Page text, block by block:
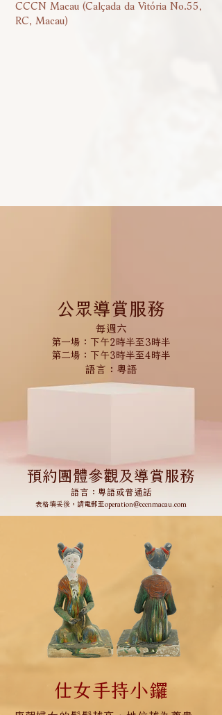
CCCN Macau (Calçada da Vitória No.55,
RC, Macau)
公眾導賞服務
每週六
第一場：下午2時半至3時半
第二場：下午3時半至4時半
語言：粵語
預約團體參觀及導賞服務
語言：粵語或普通話
​​表格填妥後，請電郵至operation@cccnmacau.com
仕女手持小鑼